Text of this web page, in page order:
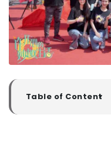
Table of Content
▼